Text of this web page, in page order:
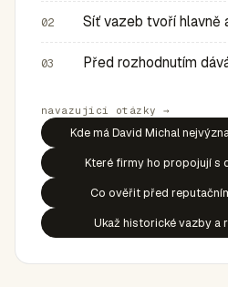
02
03
navazující otázky →
Kde má David Michal
Které firmy ho propojují s
Co ověřit před
Ukaž historické vazby a